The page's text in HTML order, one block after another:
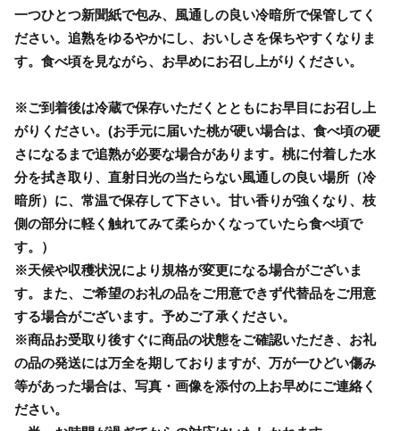
一つひとつ新聞紙で包み、風通しの良い冷暗所で保管してく
ださい。追熟をゆるやかにし、おいしさを保ちやすくなりま
す。食べ頃を見ながら、お早めにお召し上がりください。
※ご到着後は冷蔵で保存いただくとともにお早目にお召し上
がりください。(お手元に届いた桃が硬い場合は、食べ頃の硬
さになるまで追熟が必要な場合があります。桃に付着した水
分を拭き取り、直射日光の当たらない風通しの良い場所（冷
暗所）に、常温で保存して下さい。甘い香りが強くなり、枝
側の部分に軽く触れてみて柔らかくなっていたら食べ頃で
す。）
※天候や収穫状況により規格が変更になる場合がございま
す。また、ご希望のお礼の品をご用意できず代替品をご用意
する場合がございます。予めご了承ください。
※商品お受取り後すぐに商品の状態をご確認いただき、お礼
の品の発送には万全を期しておりますが、万が一ひどい傷み
等があった場合は、写真・画像を添付の上お早めにご連絡く
ださい。